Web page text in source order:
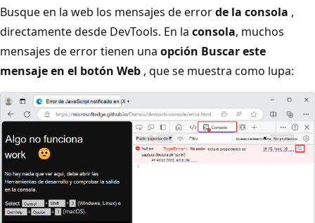
Busque en la web los mensajes de errorde la consola ,
directamente desde DevTools. En la consola, muchos
mensajes de error tienen una opción Buscar este
mensaje en el botón Web , que se muestra como lupa: